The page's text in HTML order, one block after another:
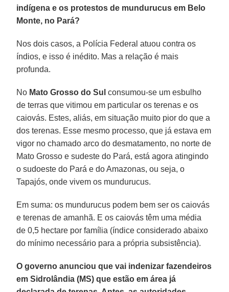
indígena e os protestos de mundurucus em Belo
Monte, no Pará?
Nos dois casos, a Polícia Federal atuou contra os
índios, e isso é inédito. Mas a relação é mais
profunda.
No Mato Grosso do Sul consumou-se um esbulho
de terras que vitimou em particular os terenas e os
caiovás. Estes, aliás, em situação muito pior do que a
dos terenas. Esse mesmo processo, que já estava em
vigor no chamado arco do desmatamento, no norte de
Mato Grosso e sudeste do Pará, está agora atingindo
o sudoeste do Pará e do Amazonas, ou seja, o
Tapajós, onde vivem os mundurucus.
Em suma: os mundurucus podem bem ser os caiovás
e terenas de amanhã. E os caiovás têm uma média
de 0,5 hectare por família (índice considerado abaixo
do mínimo necessário para a própria subsistência).
O governo anunciou que vai indenizar fazendeiros
em Sidrolândia (MS) que estão em área já